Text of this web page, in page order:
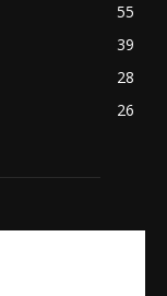
55
39
28
26